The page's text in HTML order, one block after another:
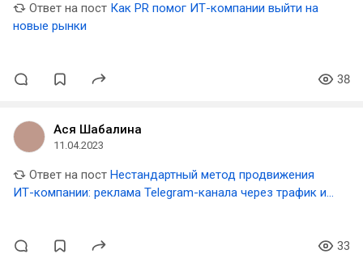
Ответ на пост Как PR помог ИТ-компании выйти на
новые рынки
38
Ася Шабалина
11.04.2023
Ответ на пост Нестандартный метод продвижения
ИТ-компании: реклама Telegram-канала через трафик из
33